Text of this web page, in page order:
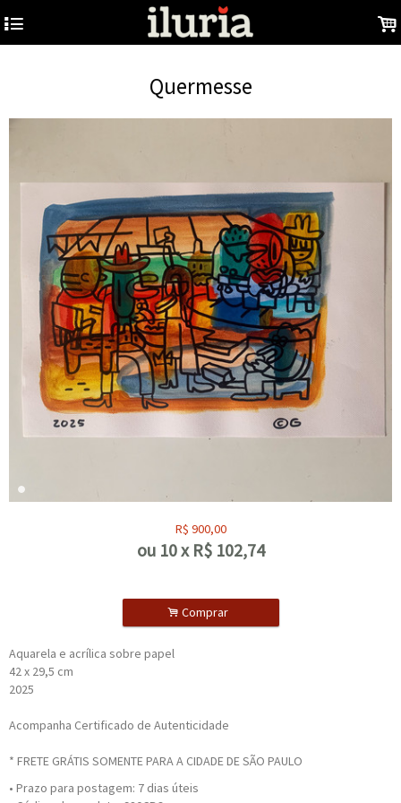
4 .
Quermesse
R$ 900,00
ou 10x R$ 102,74
. Comprar
Aquarela e acrílica sobre papel
42 x 29,5 cm
2025
Acompanha Certificado de Autenticidade
* FRETE GRÁTIS SOMENTE PARA A CIDADE DE SÃO PAULO
• Prazo para postagem: 7 dias úteis